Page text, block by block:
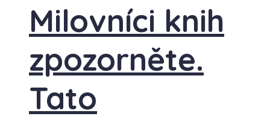
Milovníci knih
zpozorněte.
Tato